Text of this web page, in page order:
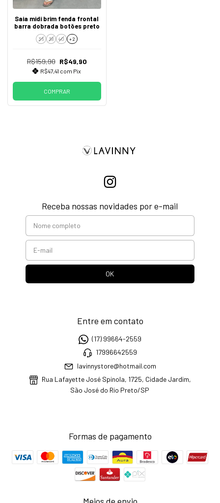
Saia midi brim fenda frontal
barra dobrada botões preto
36 38 40 + 2
R$159,90 R$49,90
R$47,41 com Pix
COMPRAR
Receba nossas novidades por e-mail
Entre em contato
(17) 99664-2559
17996642559
lavinnystore@hotmail.com
Rua Lafayette José Spinola, 1725, Cidade Jardim,
São José do Rio Preto/SP
Formas de pagamento
Meios de envio